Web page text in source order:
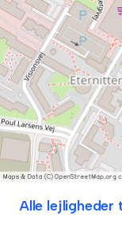
Alle lejligheder